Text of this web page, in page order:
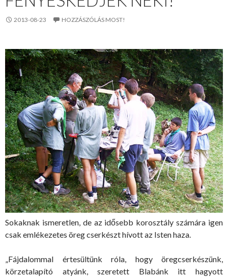
2013-08-23 HOZZÁSZÓLÁS MOST!
Sokaknak ismeretlen, de az idősebb korosztály számára igen
csak emlékezetes öreg cserkészt hívott az Isten haza.
„Fájdalommal értesültünk róla, hogy öregcserkészünk,
körzetalapító atyánk, szeretett Blabánk itt hagyott